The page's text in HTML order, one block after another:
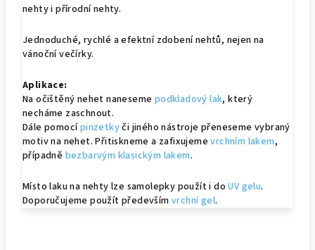
nehty i přírodní nehty.
Jednoduché, rychlé a efektní zdobení nehtů, nejen na
vánoční večírky.
Aplikace:
Na očištěný nehet naneseme podkladový lak, který
necháme zaschnout.
Dále pomocípinzetkyči jiného nástroje přeneseme vybraný
motiv na nehet. Přitiskneme a zafixujemevrchním lakem,
případně bezbarvým klasickým lakem.
Místo laku na nehty lze samolepky použít i doUV gelu.
Doporučujeme použít především vrchní gel.